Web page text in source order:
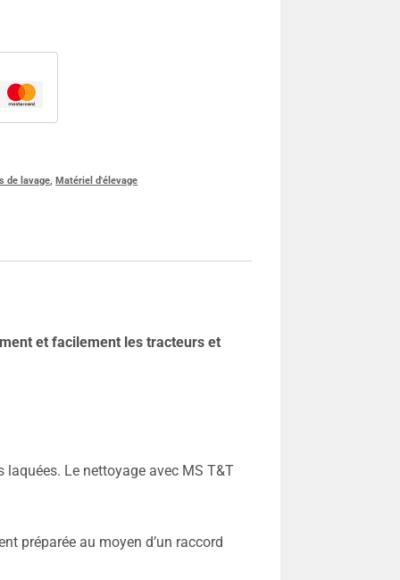
de lavage ,Matériel d'élevage
et facilement les tracteurs et
Le nettoyage avec MS T&T
préparée au moyen d’un raccord